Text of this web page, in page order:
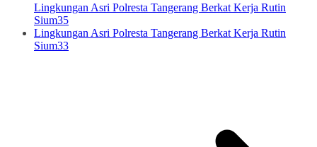
Lingkungan Asri Polresta Tangerang Berkat Kerja Rutin
Sium35
Lingkungan Asri Polresta Tangerang Berkat Kerja Rutin
Sium33